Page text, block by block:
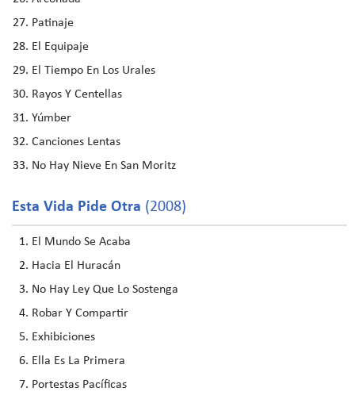
Patinaje
El Equipaje
El Tiempo En Los Urales
Rayos Y Centellas
Yúmber
Canciones Lentas
No Hay Nieve En San Moritz
Esta Vida Pide Otra (2008)
El Mundo Se Acaba
Hacia El Huracán
No Hay Ley Que Lo Sostenga
Robar Y Compartir
Exhibiciones
Ella Es La Primera
Portestas Pacíficas